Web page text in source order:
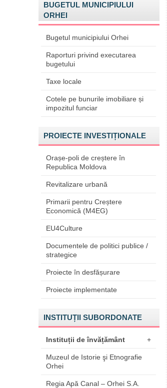
BUGETUL MUNICIPIULUI
ORHEI
Bugetul municipiului Orhei
Raporturi privind executarea
bugetului
Taxe locale
Cotele pe bunurile imobiliare și
impozitul funciar
PROIECTE INVESTIȚIONALE
Orașe-poli de creștere în
Republica Moldova
Revitalizare urbană
Primarii pentru Creștere
Economică (M4EG)
EU4Culture
Documentele de politici publice /
strategice
Proiecte în desfășurare
Proiecte implementate
INSTITUȚII SUBORDONATE
Instituții de învățământ +
Muzeul de Istorie şi Etnografie
Orhei
Regia Apă Canal – Orhei S.A.